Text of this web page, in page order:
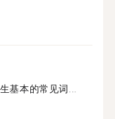
基本的常见词...